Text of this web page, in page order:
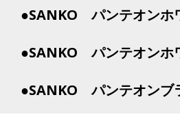
●SANKO パンテオンホ
●SANKO パンテオンホ
●SANKO パンテオンブ